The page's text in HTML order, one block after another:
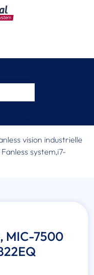
vision industrielle
system,i7-
MIC-7500